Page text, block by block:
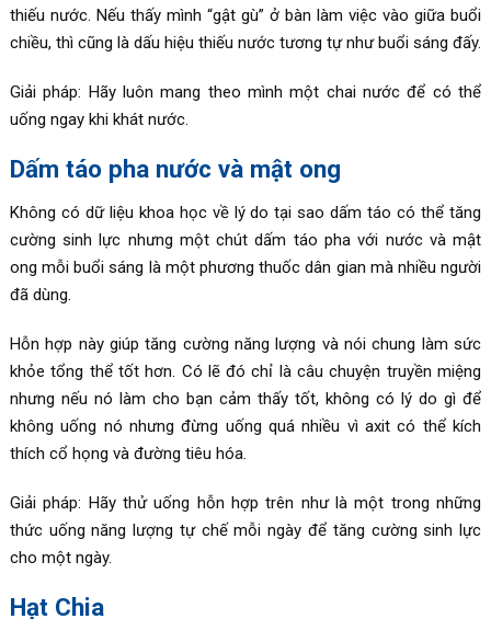
thiếu nước. Nếu thấy mình “gật gù” ở bàn làm việc vào giữa buổi
chiều, thì cũng là dấu hiệu thiếu nước tương tự như buổi sáng đấy.
Giải pháp: Hãy luôn mang theo mình một chai nước để có thể
uống ngay khi khát nước.
Dấm táo pha nước và mật ong
Không có dữ liệu khoa học về lý do tại sao dấm táo có thể tăng
cường sinh lực nhưng một chút dấm táo pha với nước và mật
ong mỗi buổi sáng là một phương thuốc dân gian mà nhiều người
đã dùng.
Hỗn hợp này giúp tăng cường năng lượng và nói chung làm sức
khỏe tổng thể tốt hơn. Có lẽ đó chỉ là câu chuyện truyền miệng
nhưng nếu nó làm cho bạn cảm thấy tốt, không có lý do gì để
không uống nó nhưng đừng uống quá nhiều vì axit có thể kích
thích cổ họng và đường tiêu hóa.
Giải pháp: Hãy thử uống hỗn hợp trên như là một trong những
thức uống năng lượng tự chế mỗi ngày để tăng cường sinh lực
cho một ngày.
Hạt Chia